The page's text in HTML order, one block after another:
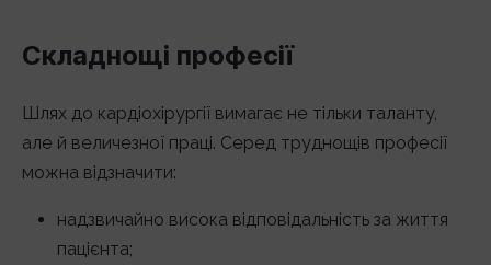
Складнощі професії
Шлях до кардіохірургії вимагає не тільки таланту,
але й величезної праці. Серед труднощів професії
можна відзначити:
надзвичайно висока відповідальність за життя
пацієнта;